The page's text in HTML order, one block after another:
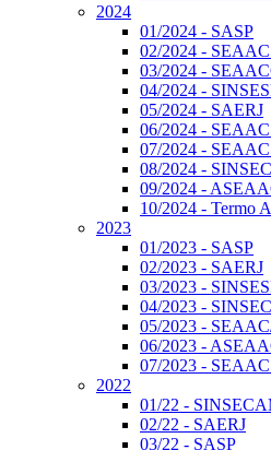
2024
01/2024 - SASP
02/2024 -
03/2024 -
04/2024 -
05/2024 - SAERJ
06/2024 -
07/2024 -
08/2024 -
09/2024 -
10/2024 - Termo
2023
01/2023 - SASP
02/2023 - SAERJ
03/2023 -
04/2023 -
05/2023 -
06/2023 -
07/2023 - SEAAC
2022
01/22 -
02/22 - SAERJ
03/22 - SASP